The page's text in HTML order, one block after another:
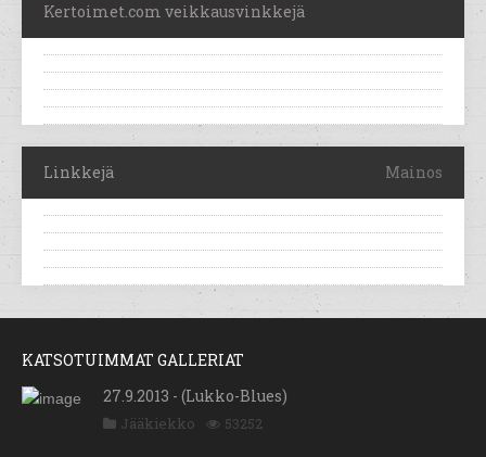
Kertoimet.com veikkausvinkkejä
Linkkejä Mainos
KATSOTUIMMAT GALLERIAT
27.9.2013 - (Lukko-Blues)
Jääkiekko 53252